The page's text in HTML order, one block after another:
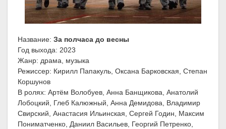
Название: За полчаса до весны
Год выхода: 2023
Жанр: драма, музыка
Режиссер: Кирилл Папакуль, Оксана Барковская, Степан
Коршунов
В ролях: Артём Волобуев, Анна Банщикова, Анатолий
Лобоцкий, Глеб Калюжный, Анна Демидова, Владимир
Свирский, Анастасия Ильинская, Сергей Годин, Максим
Пониматченко, Даниил Васильев, Георгий Петренко,